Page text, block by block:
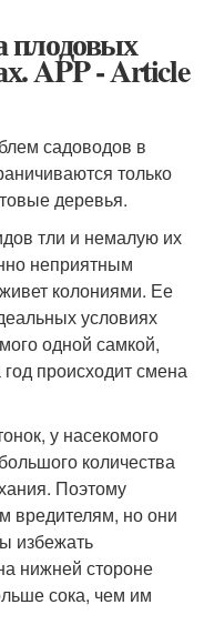
плодовых
APP - Article
садоводов в
только
деревья.
тли и немалую их
неприятным
колониями. Ее
условиях
одной самкой,
происходит смена
у насекомого
количества
Поэтому
вредителям, но они
избежать
нижней стороне
сока, чем им